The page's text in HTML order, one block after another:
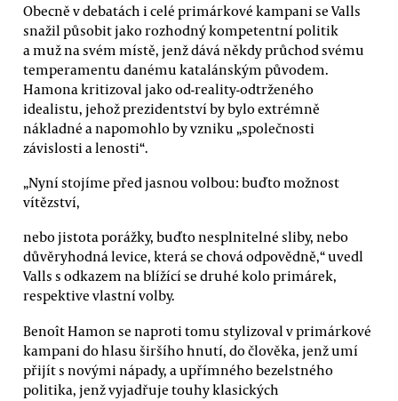
Obecně v debatách i celé primárkové kampani se Valls
snažil působit jako rozhodný kompetentní politik
a muž na svém místě, jenž dává někdy průchod svému
temperamentu danému katalánským původem.
Hamona kritizoval jako od-reality-odtrženého
idealistu, jehož prezidentství by bylo extrémně
nákladné a napomohlo by vzniku „společnosti
závislosti a lenosti“.
„Nyní stojíme před jasnou volbou: buďto možnost
vítězství,
nebo jistota porážky, buďto nesplnitelné sliby, nebo
důvěryhodná levice, která se chová odpovědně,“ uvedl
Valls s odkazem na blížící se druhé kolo primárek,
respektive vlastní volby.
Benoît Hamon se naproti tomu stylizoval v primárkové
kampani do hlasu širšího hnutí, do člověka, jenž umí
přijít s novými nápady, a upřímného bezelstného
politika, jenž vyjadřuje touhy klasických